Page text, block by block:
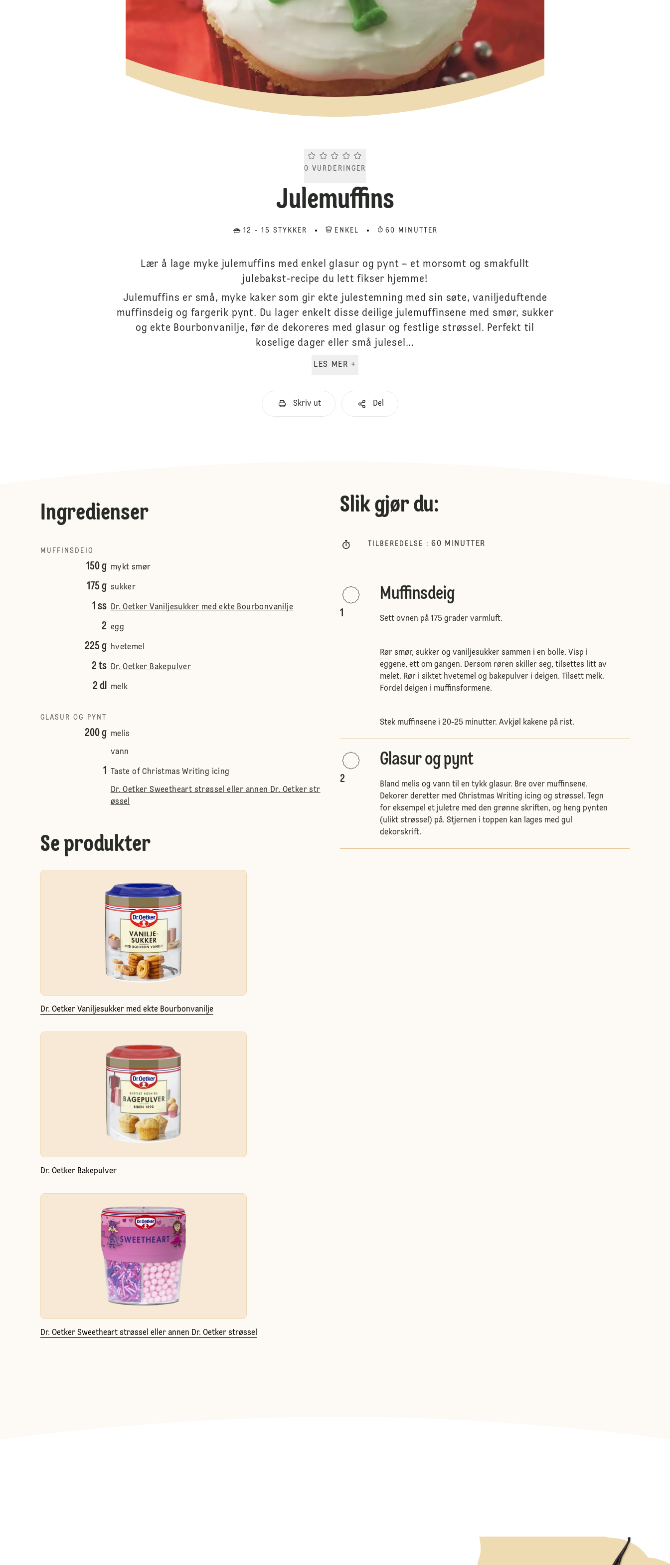
Current rating 0.0. Click to rate.
0 VURDERINGER
Julemuffins
12 - 15 STYKKER ENKEL 60 MINUTTER
Lær å lage myke julemuffins med enkel glasur og pynt – et morsomt og smakfullt
julebakst-recipe du lett fikser hjemme!
Julemuffins er små, myke kaker som gir ekte julestemning med sin søte, vaniljeduftende
muffinsdeig og fargerik pynt. Du lager enkelt disse deilige julemuffinsene med smør, sukker
og ekte Bourbonvanilje, før de dekoreres med glasur og festlige strøssel. Perfekt til
koselige dager eller små julesel...
LES MER +
Skriv ut Del
Ingredienser
MUFFINSDEIG
150 g mykt smør
175 g sukker
1 ss Dr. Oetker Vaniljesukker med ekte Bourbonvanilje
2 egg
225 g hvetemel
2 ts Dr. Oetker Bakepulver
2 dl melk
GLASUR OG PYNT
200 g melis
vann
1 Taste of Christmas Writing icing
Dr. Oetker Sweetheart strøssel eller annen Dr. Oetker str
øssel
Se produkter
Dr. Oetker Vaniljesukker med ekte Bourbonvanilje
Dr. Oetker Bakepulver
Dr. Oetker Sweetheart strøssel eller annen Dr. Oetker strøssel
Slik gjør du:
TILBEREDELSE : 60 MINUTTER
1
Muffinsdeig
Sett ovnen på 175 grader varmluft.
Rør smør, sukker og vaniljesukker sammen i en bolle. Visp i
eggene, ett om gangen. Dersom røren skiller seg, tilsettes litt av
melet. Rør i siktet hvetemel og bakepulver i deigen. Tilsett melk.
Fordel deigen i muffinsformene.
Stek muffinsene i 20-25 minutter. Avkjøl kakene på rist.
2
Glasur og pynt
Bland melis og vann til en tykk glasur. Bre over muffinsene.
Dekorer deretter med Christmas Writing icing og strøssel. Tegn
for eksempel et juletre med den grønne skriften, og heng pynten
(ulikt strøssel) på. Stjernen i toppen kan lages med gul
dekorskrift.